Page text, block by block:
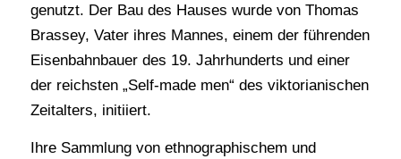
genutzt. Der Bau des Hauses wurde von Thomas
Brassey, Vater ihres Mannes, einem der führenden
Eisenbahnbauer des 19. Jahrhunderts und einer
der reichsten „Self-made men“ des viktorianischen
Zeitalters, initiiert.
Ihre Sammlung von ethnographischem und